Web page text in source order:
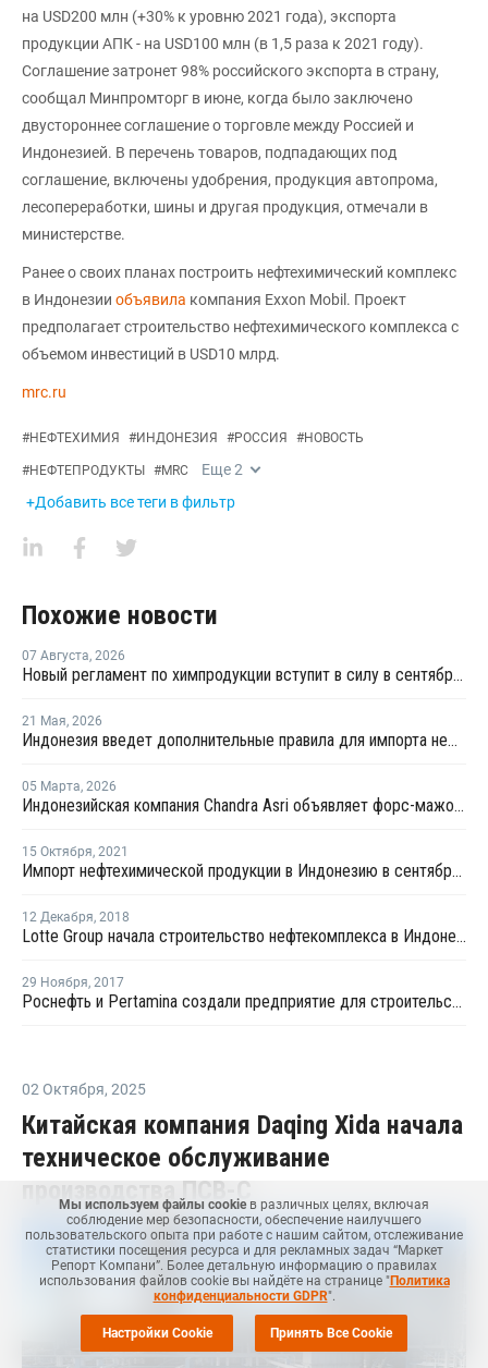
на USD200 млн (+30% к уровню 2021 года), экспорта
продукции АПК - на USD100 млн (в 1,5 раза к 2021 году).
Соглашение затронет 98% российского экспорта в страну,
сообщал Минпромторг в июне, когда было заключено
двустороннее соглашение о торговле между Россией и
Индонезией. В перечень товаров, подпадающих под
соглашение, включены удобрения, продукция автопрома,
лесопереработки, шины и другая продукция, отмечали в
министерстве.
Ранее о своих планах построить нефтехимический комплекс
в Индонезии объявила компания Exxon Mobil. Проект
предполагает строительство нефтехимического комплекса с
объемом инвестиций в USD10 млрд.
mrc.ru
#НЕФТЕХИМИЯ #ИНДОНЕЗИЯ #РОССИЯ #НОВОСТЬ
#НЕФТЕПРОДУКТЫ #MRC Еще2
+Добавить все теги в фильтр
Похожие новости
07 Августа, 2026
Новый регламент по химпродукции вступит в силу в сентябре 2027 года
21 Мая, 2026
Индонезия введет дополнительные правила для импорта нефти из России
05 Марта, 2026
Индонезийская компания Chandra Asri объявляет форс-мажор в связи с перебоями в поставках сырья
15 Октября, 2021
Импорт нефтехимической продукции в Индонезию в сентябре вырос на 17,8%
12 Декабря, 2018
Lotte Group начала строительство нефтекомплекса в Индонезии
29 Ноября, 2017
Роснефть и Pertamina создали предприятие для строительства нефтяного завода в Индонезии
02 Октября, 2025
Китайская компания Daqing Xida начала
техническое обслуживание
производства ПСВ-С
Мы используем файлы cookieв различных целях, включая
соблюдение мер безопасности, обеспечение наилучшего
пользовательского опыта при работе с нашим сайтом, отслеживание
статистики посещения ресурса и для рекламных задач “Маркет
Репорт Компани”. Более детальную информацию о правилах
использования файлов cookie вы найдёте на странице "Политика
конфиденциальности GDPR".
Настройки Cookie Принять Все Cookie